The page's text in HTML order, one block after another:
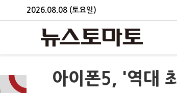
2026.08.08 (토요일)
아이폰5, '역대